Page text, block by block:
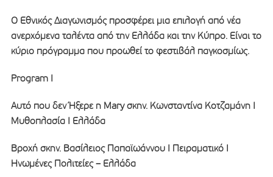
Ο Εθνικός Διαγωνισμός προσφέρει μια επιλογή από νέα
ανερχόμενα ταλέντα από την Ελλάδα και την Κύπρο. Είναι το
κύριο πρόγραμμα που προωθεί το φεστιβάλ παγκοσμίως.
Program I
Αυτό που δεν Ήξερε η Mary σκην. Κωνσταντίνα Κοτζαμάνη I
Μυθοπλασία I Ελλάδα
Βροχή σκην. Βασίλειος Παπαϊωάννου I Πειραματικό I
Ηνωμένες Πολιτείες – Ελλάδα